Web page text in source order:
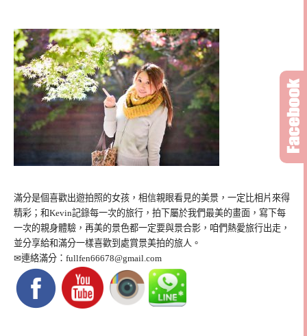
滿分是個喜歡出遊拍照的女孩，相信親眼看見的美景，一定比相片來得
精彩；和Kevin記錄每一次的旅行，拍下屬於我們最美的畫面，寫下每
一次的親身體驗，再美的景色都一定要與景合影，咱們熱愛旅行出走，
並分享給和滿分一樣喜歡到處賞景美拍的旅人。
✉連絡滿分： fullfen66678@gmail.com